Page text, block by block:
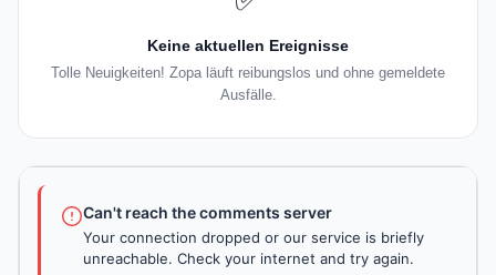
Keine aktuellen Ereignisse
Tolle Neuigkeiten! Zopa läuft reibungslos und ohne gemeldete
Ausfälle.
Can't reach the comments server
Your connection dropped or our service is briefly
unreachable. Check your internet and try again.